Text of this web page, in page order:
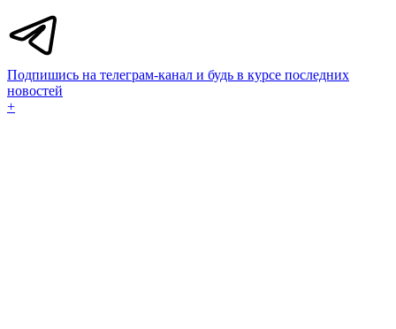
Подпишись на телеграм-канал и будь в курсе последних
новостей
+